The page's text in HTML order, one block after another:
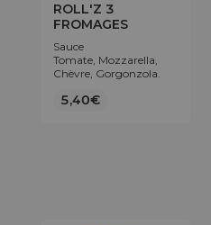
ROLL'Z 3
FROMAGES
Sauce
Tomate, Mozzarella,
Chèvre, Gorgonzola.
5,40€